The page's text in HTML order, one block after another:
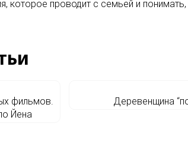
которое проводит с семьей и
фильмов.
Йена
Деревенщина